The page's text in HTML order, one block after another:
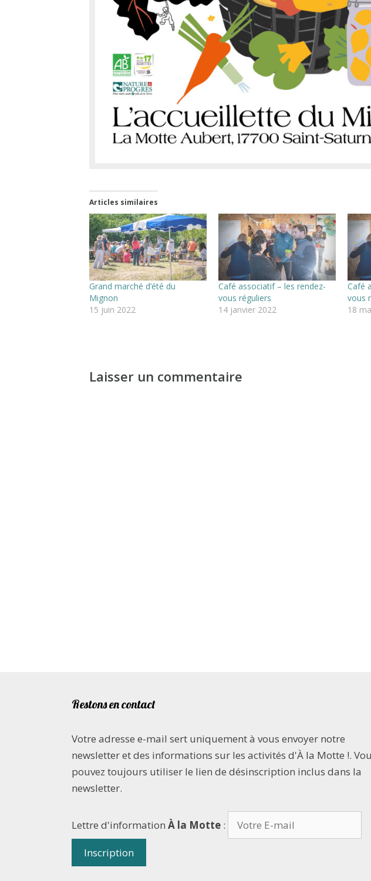
Articles similaires
Grand marché d’été du
Mignon
15 juin 2022
Café associatif – les rendez-
vous réguliers
14 janvier 2022
Café
vous
18
Laisser un commentaire
Restons en contact
Votre adresse e-mail sert uniquement à vous envoyer notre
newsletter et des informations sur les activités d'À la Motte !.
pouvez toujours utiliser le lien de désinscription inclus dans la
newsletter.
Lettre d'information À la Motte :